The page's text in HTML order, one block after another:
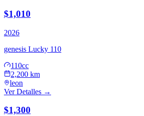
$1,010
2026
genesis Lucky 110
110cc
2,200 km
leon
Ver Detalles →
$1,300